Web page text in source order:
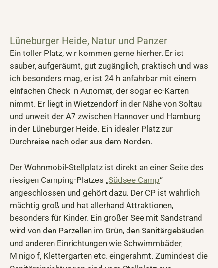
Lüneburger Heide, Natur und Panzer
Ein toller Platz, wir kommen gerne hierher. Er ist
sauber, aufgeräumt, gut zugänglich, praktisch und was
ich besonders mag, er ist 24 h anfahrbar mit einem
einfachen Check in Automat, der sogar ec-Karten
nimmt. Er liegt in Wietzendorf in der Nähe von Soltau
und unweit der A7 zwischen Hannover und Hamburg
in der Lüneburger Heide. Ein idealer Platz zur
Durchreise nach oder aus dem Norden.
Der Wohnmobil-Stellplatz ist direkt an einer Seite des
riesigen Camping-Platzes „Südsee Camp“
angeschlossen und gehört dazu. Der CP ist wahrlich
mächtig groß und hat allerhand Attraktionen,
besonders für Kinder. Ein großer See mit Sandstrand
wird von den Parzellen im Grün, den Sanitärgebäuden
und anderen Einrichtungen wie Schwimmbäder,
Minigolf, Klettergarten etc. eingerahmt. Zumindest die